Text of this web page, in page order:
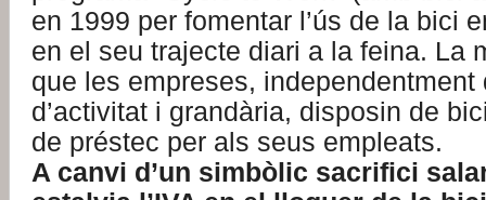
en 1999 per fomentar l’ús de la bici
en el seu trajecte diari a la feina. La
que les empreses, independentment
d’activitat i grandària, disposin de
de préstec per als seus empleats.
A canvi d’un simbòlic sacrifici